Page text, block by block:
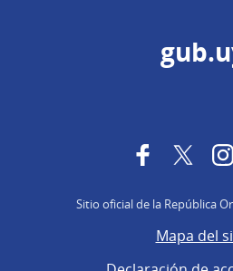
FacebookTwitter
Sitio oficial de la República
Mapa del